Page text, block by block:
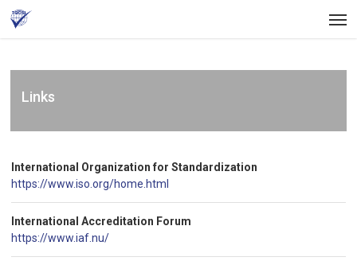
Skip
Links
International Organization for Standardization
https://www.iso.org/home.html
International Accreditation Forum
https://www.iaf.nu/